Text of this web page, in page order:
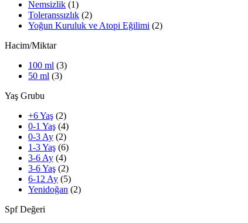
Nemsizlik (1)
Toleranssızlık (2)
Yoğun Kuruluk ve Atopi Eğilimi (2)
Hacim/Miktar
100 ml (3)
50 ml (3)
Yaş Grubu
+6 Yaş (2)
0-1 Yaş (4)
0-3 Ay (2)
1-3 Yaş (6)
3-6 Ay (4)
3-6 Yaş (2)
6-12 Ay (5)
Yenidoğan (2)
Spf Değeri